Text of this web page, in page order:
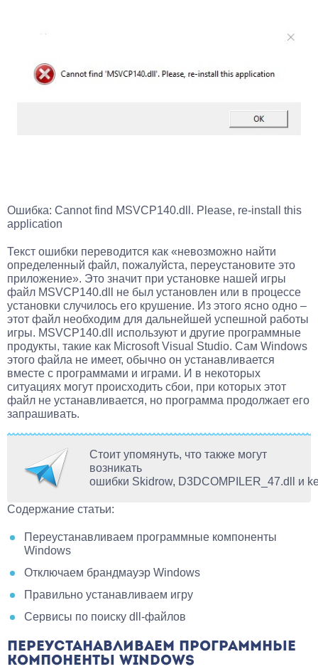
Ошибка: Cannot find MSVCP140.dll. Please, re-install this
application
Текст ошибки переводится как «невозможно найти
определенный файл, пожалуйста, переустановите это
приложение». Это значит при установке нашей игры
файл MSVCP140.dll не был установлен или в процессе
установки случилось его крушение. Из этого ясно одно –
этот файл необходим для дальнейшей успешной работы
игры. MSVCP140.dll используют и другие программные
продукты, такие как Microsoft Visual Studio. Сам Windows
этого файла не имеет, обычно он устанавливается
вместе с программами и играми. И в некоторых
ситуациях могут происходить сбои, при которых этот
файл не устанавливается, но программа продолжает его
запрашивать.
Стоит упомянуть, что также могут
возникать
ошибки Skidrow, D3DCOMPILER_47.dll и
Содержание статьи:
Переустанавливаем программные компоненты
Windows
Отключаем брандмауэр Windows
Правильно устанавливаем игру
Сервисы по поиску dll-файлов
ПЕРЕУСТАНАВЛИВАЕМ ПРОГРАММНЫЕ
КОМПОНЕНТЫ WINDOWS